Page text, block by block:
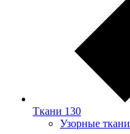
Ткани 130
Узорные ткани